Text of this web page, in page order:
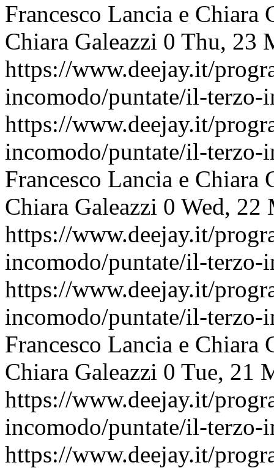
Francesco Lancia e Chiara
Chiara Galeazzi 0 Thu, 23
https://www.deejay.it/
incomodo/puntate/il-
https://www.deejay.it/
incomodo/puntate/il-
Francesco Lancia e Chiara
Chiara Galeazzi 0 Wed, 22
https://www.deejay.it/
incomodo/puntate/il-
https://www.deejay.it/
incomodo/puntate/il-
Francesco Lancia e Chiara
Chiara Galeazzi 0 Tue, 21
https://www.deejay.it/
incomodo/puntate/il-
https://www.deejay.it/